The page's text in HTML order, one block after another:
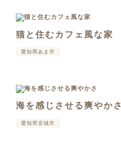
猫と住むカフェ風な家
愛知県あま市
海を感じさせる爽やかさ
愛知県安城市